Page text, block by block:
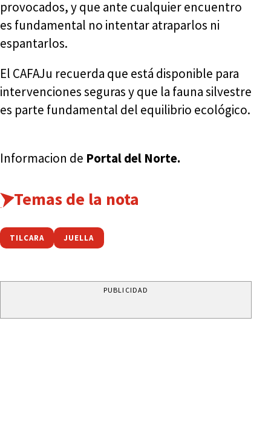
provocados, y que ante cualquier encuentro
es fundamental no intentar atraparlos ni
espantarlos.
El CAFAJu recuerda que está disponible para
intervenciones seguras y que la fauna silvestre
es parte fundamental del equilibrio ecológico.
Informacion de Portal del Norte.
Temas de la nota
TILCARA JUELLA
PUBLICIDAD